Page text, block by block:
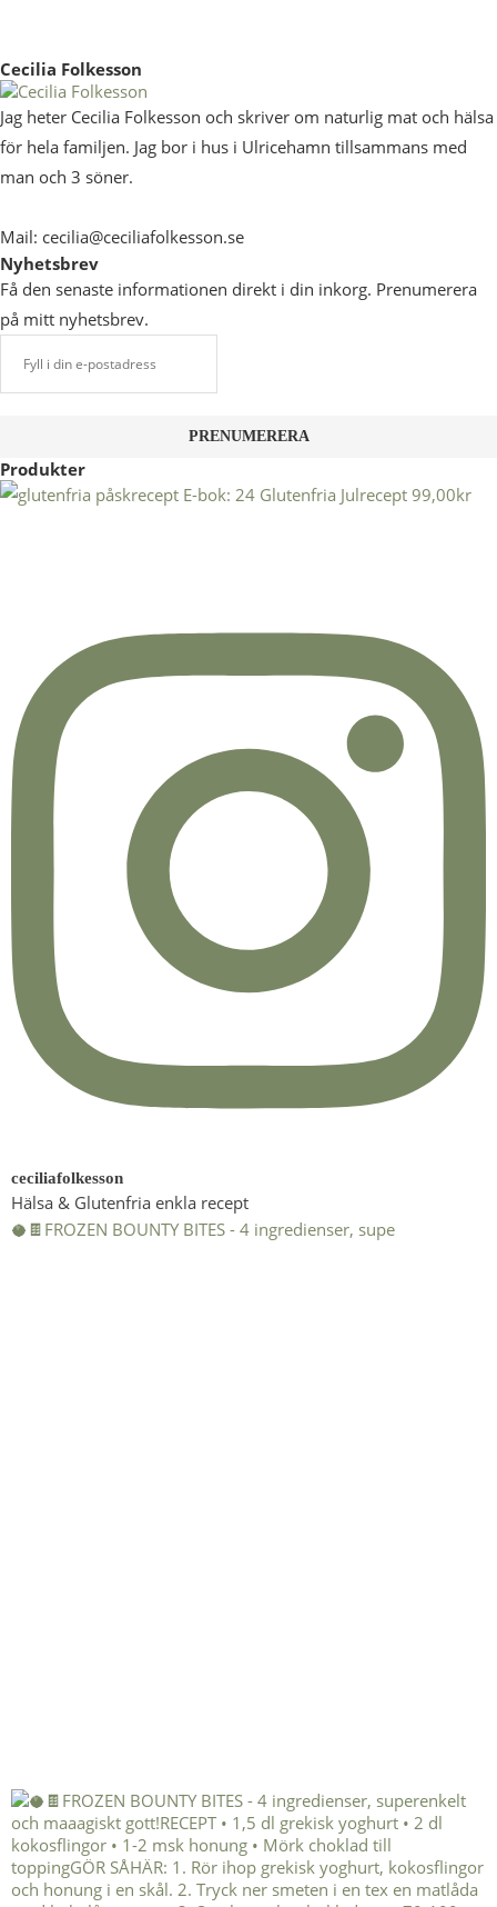
Cecilia Folkesson
Jag heter Cecilia Folkesson och skriver om naturlig mat och hälsa
för hela familjen. Jag bor i hus i Ulricehamn tillsammans med
man och 3 söner.
Mail: cecilia@ceciliafolkesson.se
Nyhetsbrev
Få den senaste informationen direkt i din inkorg. Prenumerera
på mitt nyhetsbrev.
Produkter
E-bok: 24 Glutenfria Julrecept 99,00kr
ceciliafolkesson
Hälsa & Glutenfria enkla recept
🥥🍫FROZEN BOUNTY BITES - 4 ingredienser, supe